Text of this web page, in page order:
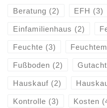
Beratung (2) EFH (3)
Einfamilienhaus (2)
Feuchte (3)
Fußboden (2)
Hauskauf(2)
Kontrolle (3) Kosten